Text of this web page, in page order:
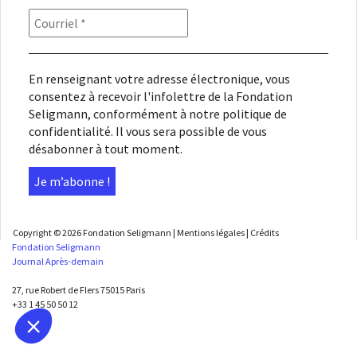
En renseignant votre adresse électronique, vous
consentez à recevoir l'infolettre de la Fondation
Seligmann, conformément à notre politique de
confidentialité. Il vous sera possible de vous
désabonner à tout moment.
Copyright © 2026 Fondation Seligmann | Mentions légales | Crédits
Fondation Seligmann
Journal Après-demain
27, rue Robert de Flers 75015 Paris
+33 1 45 50 50 12